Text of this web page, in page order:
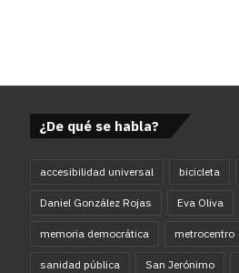
¿De qué se habla?
accesibilidad universal bicicleta
Daniel González Rojas Eva Oliva
memoria democrática metrocentro
sanidad pública San Jerónimo